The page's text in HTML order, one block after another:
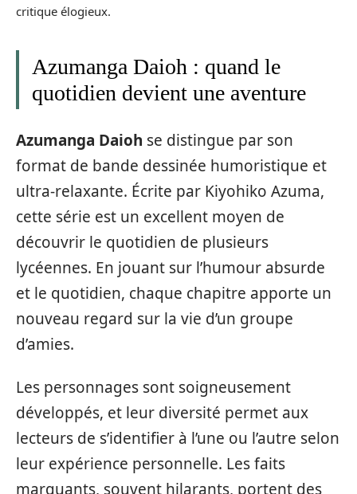
critique élogieux.
Azumanga Daioh : quand le
quotidien devient une aventure
Azumanga Daioh se distingue par son
format de bande dessinée humoristique et
ultra-relaxante. Écrite par Kiyohiko Azuma,
cette série est un excellent moyen de
découvrir le quotidien de plusieurs
lycéennes. En jouant sur l’humour absurde
et le quotidien, chaque chapitre apporte un
nouveau regard sur la vie d’un groupe
d’amies.
Les personnages sont soigneusement
développés, et leur diversité permet aux
lecteurs de s’identifier à l’une ou l’autre selon
leur expérience personnelle. Les faits
marquants, souvent hilarants, portent des